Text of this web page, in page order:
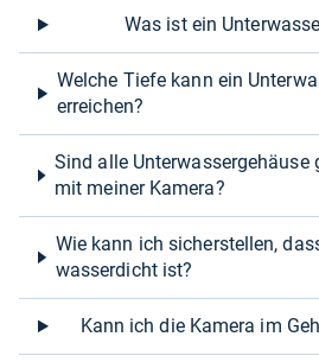
Was ist ein
Welche Tiefe kann ein
erreichen?
Sind alle Unterwassergehäuse
mit meiner Kamera?
Wie kann ich sicherstellen,
wasserdicht ist?
Kann ich die Kamera im